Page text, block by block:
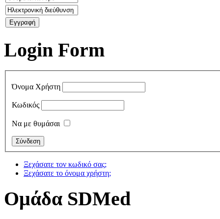
Login Form
Όνομα Χρήστη
Κωδικός
Να με θυμάσαι
Ξεχάσατε τον κωδικό σας;
Ξεχάσατε το όνομα χρήστη;
Oμάδα SDMed